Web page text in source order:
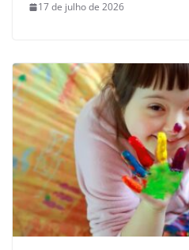
17 de julho de 2026